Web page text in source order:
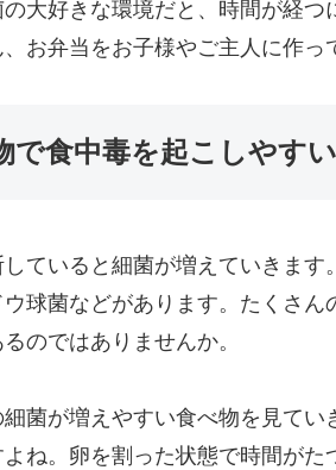
大好きな環境だと、時間が経
お弁当をお子様やご主人に作っ
で食中毒を起こしやす
ていると細菌が増えていきま
球菌などがあります。たくさ
のではありませんか。
菌が増えやすい食べ物を見て
ね。卵を割った状態で時間が